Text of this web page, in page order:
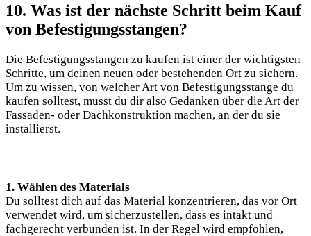
10. Was ist der nächste Schritt beim Kauf
von Befestigungsstangen?
Die Befestigungsstangen zu kaufen ist einer der wichtigsten
Schritte, um deinen neuen oder bestehenden Ort zu sichern.
Um zu wissen, von welcher Art von Befestigungsstange du
kaufen solltest, musst du dir also Gedanken über die Art der
Fassaden- oder Dachkonstruktion machen, an der du sie
installierst.
1. Wählen des Materials
Du solltest dich auf das Material konzentrieren, das vor Ort
verwendet wird, um sicherzustellen, dass es intakt und
fachgerecht verbunden ist. In der Regel wird empfohlen,